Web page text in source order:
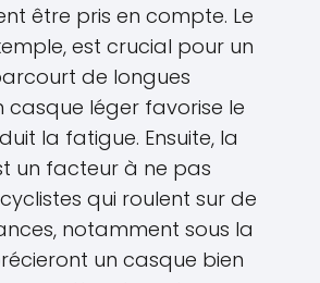
être pris en compte. Le
est crucial pour un
de longues
casque léger favorise le
la fatigue. Ensuite, la
un facteur à ne pas
qui roulent sur de
notamment sous la
un casque bien